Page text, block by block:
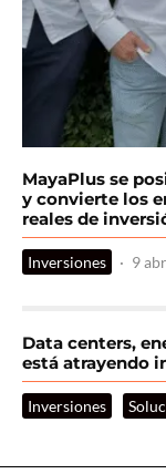
MayaPlus se
y convierte los
reales de
Inversiones · 9
Data centers,
está atrayendo
Inversiones